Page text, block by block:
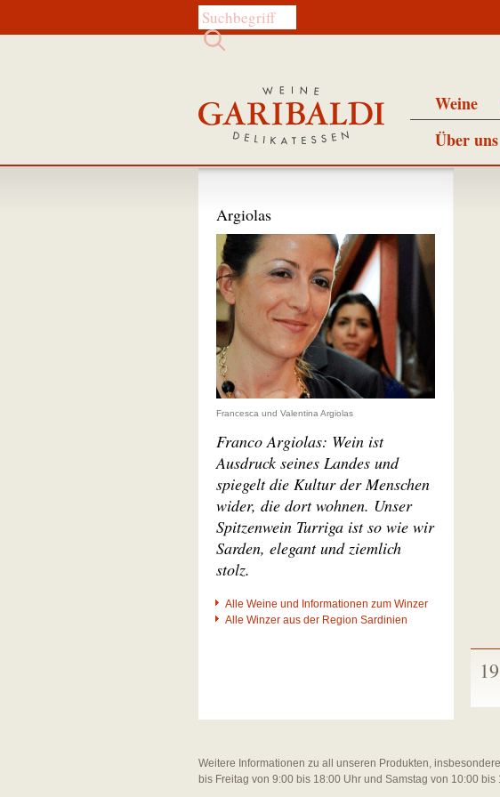
Diese Website durchsuchen:
Weine
Über uns
Argiolas
Francesca und Valentina Argiolas
Franco Argiolas: Wein ist
Ausdruck seines Landes und
spiegelt die Kultur der Menschen
wider, die dort wohnen. Unser
Spitzenwein Turriga ist so wie wir
Sarden, elegant und ziemlich
stolz.
Alle Weine und Informationen zum Winzer
Alle Winzer aus der Region Sardinien
Weitere Informationen zu all unseren Produkten,
bis Freitag von 9:00 bis 18:00 Uhr und Samstag von 10:00